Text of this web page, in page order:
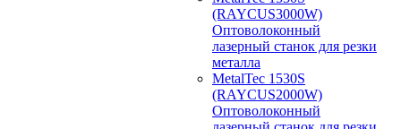
(RAYCUS3000W)
Оптоволоконный
лазерный станок для резки
металла
MetalTec 1530S
(RAYCUS2000W)
Оптоволоконный